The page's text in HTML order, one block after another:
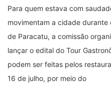
Para quem estava com
movimentam a cidade durante
de Paracatu, a comissão
lançar o edital do Tour
podem ser feitas pelos
16 de julho, por meio do